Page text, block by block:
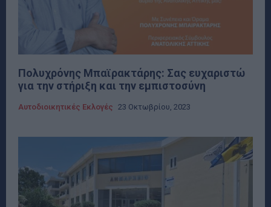
Πολυχρόνης Μπαϊρακτάρης: Σας ευχαριστώ
για την στήριξη και την εμπιστοσύνη
Αυτοδιοικητικές Εκλογές 23 Οκτωβρίου, 2023